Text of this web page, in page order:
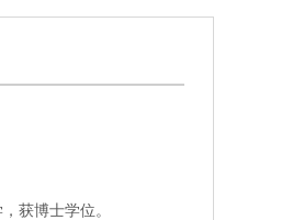
获博士学位。